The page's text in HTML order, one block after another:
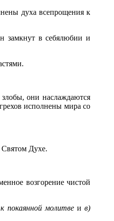
духа всепрощения к
замкнут в себялюбии и
они наслаждаются
исполнены мира со
Святом Духе.
возгорение чистой
покаянной молитвеив)